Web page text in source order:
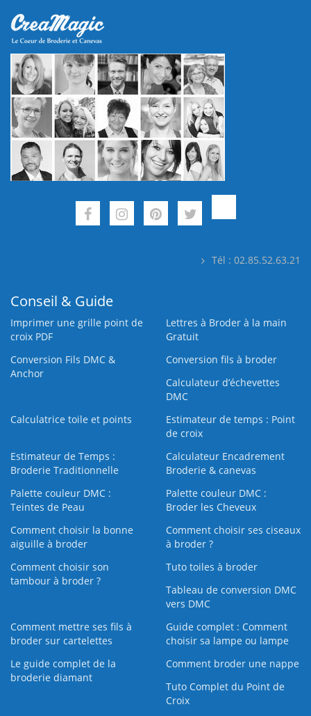
Tél : 02.85.52.63.21
Conseil & Guide
Imprimer une grille point de
croix PDF
Lettres à Broder à la main
Gratuit
Conversion Fils DMC &
Anchor
Conversion fils à broder
Calculateur d’échevettes
DMC
Calculatrice toile et points
Estimateur de temps : Point
de croix
Estimateur de Temps :
Broderie Traditionnelle
Calculateur Encadrement
Broderie & canevas
Palette couleur DMC :
Teintes de Peau
Palette couleur DMC :
Broder les Cheveux
Comment choisir la bonne
aiguille à broder
Comment choisir ses ciseaux
à broder ?
Comment choisir son
tambour à broder ?
Tuto toiles à broder
Tableau de conversion DMC
vers DMC
Comment mettre ses fils à
broder sur cartelettes
Guide complet : Comment
choisir sa lampe ou lampe
Le guide complet de la
broderie diamant
Comment broder une nappe
Tuto Complet du Point de
Croix